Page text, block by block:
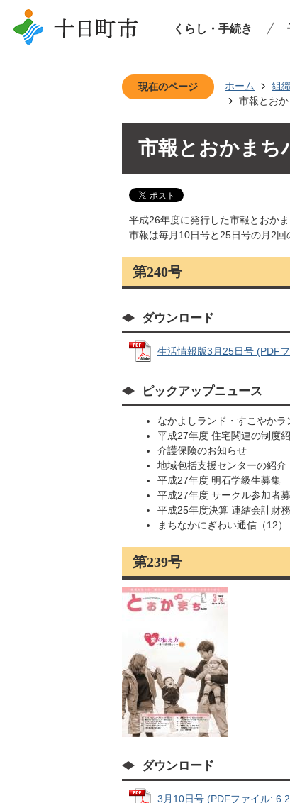
くらし・手続き
現在のページ ホーム 組
市報とお
市報とおかまち
平成26年度に発行した市報とおかま
市報は毎月10日号と25日号の月2回
第240号
ダウンロード
生活情報版3月25日号 (PDF
ピックアップニュース
なかよしランド・すこやか
平成27年度 住宅関連の制度
介護保険のお知らせ
地域包括支援センターの紹介
平成27年度 明石学級生募集
平成27年度 サークル参加者
平成25年度決算 連結会計財
まちなかにぎわい通信（12）
第239号
ダウンロード
3月10日号 (PDFファイル: